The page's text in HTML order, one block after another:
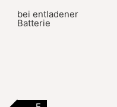
bei entladener
Batterie